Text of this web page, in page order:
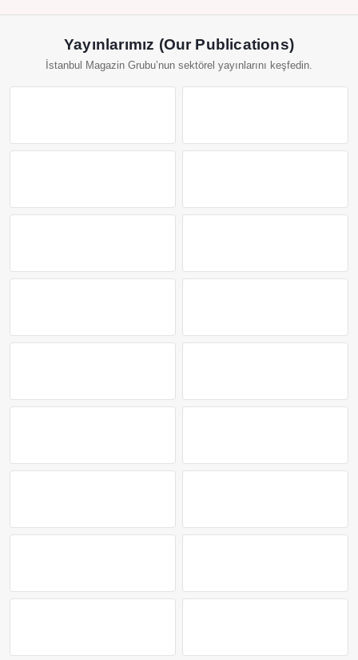
Yayınlarımız (Our Publications)
İstanbul Magazin Grubu’nun sektörel yayınlarını keşfedin.